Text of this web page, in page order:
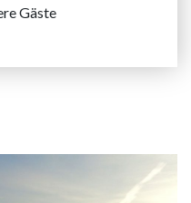
Gäste